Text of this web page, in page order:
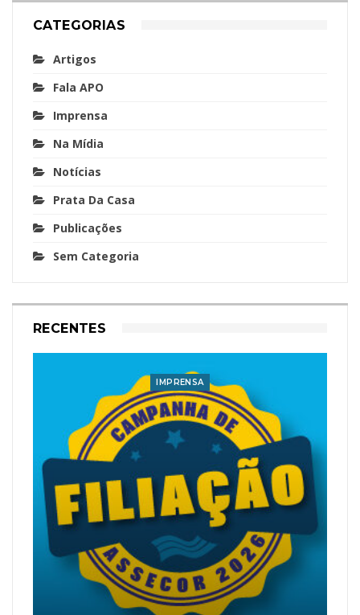
CATEGORIAS
Artigos
Fala APO
Imprensa
Na Mídia
Notícias
Prata Da Casa
Publicações
Sem Categoria
RECENTES
IMPRENSA